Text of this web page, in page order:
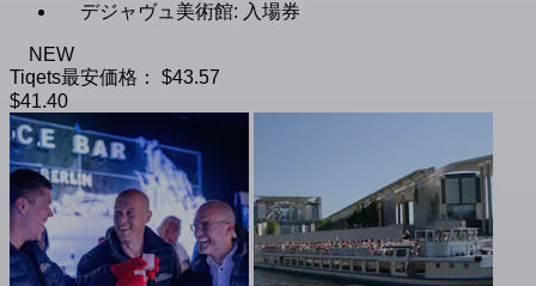
デジャヴュ美術館: 入場券
NEW
Tiqets最安価格：
$43.57
$41.40